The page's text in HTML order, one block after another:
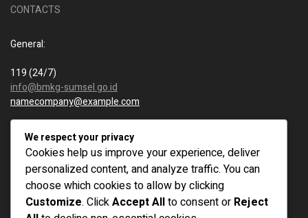
CONTACTS
General:
119 (24/7)
info@bmkg-sumsel.go.id
namecompany@example.com
New business:
info@bmkg-sumsel.go.id
namecompany@example.com
We respect your privacy
Cookies help us improve your experience, deliver
personalized content, and analyze traffic. You can
choose which cookies to allow by clicking
Customize. ClickAccept Allto consent or Reject